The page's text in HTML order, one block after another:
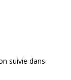
suivie dans